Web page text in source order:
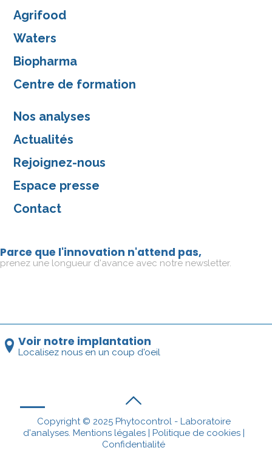
Agrifood
Waters
Biopharma
Centre de formation
Nos analyses
Actualités
Rejoignez-nous
Espace presse
Contact
Parce que l'innovation n'attend pas,
prenez une longueur d'avance avec notre newsletter.
Voir notre implantation
Localisez nous en un coup d'oeil
Copyright © 2025 Phytocontrol - Laboratoire
d'analyses. Mentions légales| Politique de cookies|
Confidentialité